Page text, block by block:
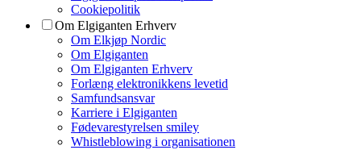
Cookiepolitik
Om Elgiganten Erhverv
Om Elkjøp Nordic
Om Elgiganten
Om Elgiganten Erhverv
Forlæng elektronikkens levetid
Samfundsansvar
Karriere i Elgiganten
Fødevarestyrelsen smiley
Whistleblowing i organisationen